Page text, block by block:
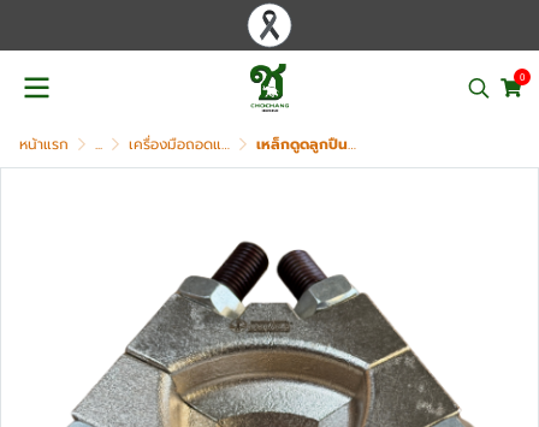
0
หน้าแรก ... เครื่องมือถอดแบริ่ง เฟือง มู่เล่ย์ PULLER เหล็กดูดลูกปืนแบบจาน OKURA รุ่น K3-50